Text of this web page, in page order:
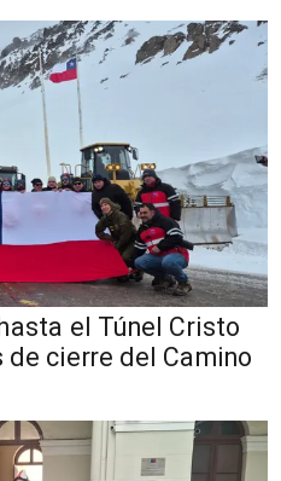
el Túnel Cristo
cierre del Camino